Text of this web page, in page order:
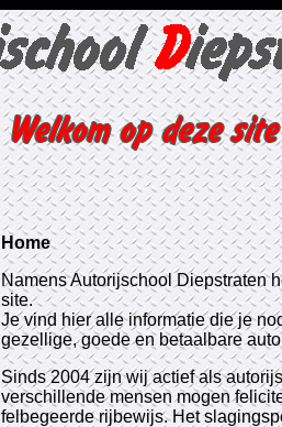
Home
Namens Autorijschool Diepstraten
site.
Je vind hier alle informatie die je
gezellige, goede en betaalbare
Sinds 2004 zijn wij actief als
verschillende mensen mogen
felbegeerde rijbewijs. Het